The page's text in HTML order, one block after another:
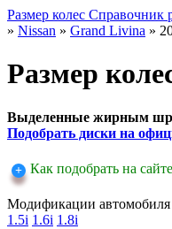
Размер колес Справочник
» Nissan » Grand Livina »
Размер
Выделенные жирным
Подобрать диски на
Как подобрать на
Модификации автомобиля
1.5i 1.6i 1.8i